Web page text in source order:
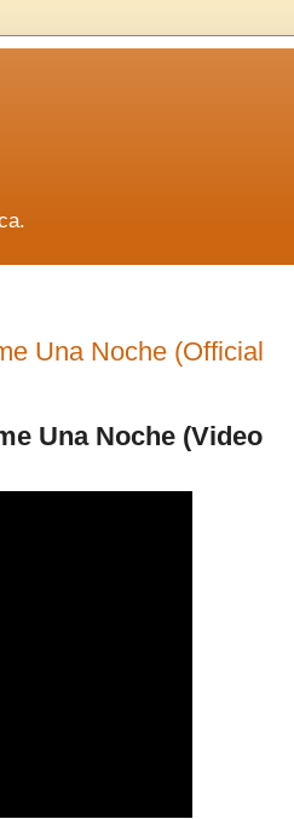
Una Noche (Official
Una Noche (Video